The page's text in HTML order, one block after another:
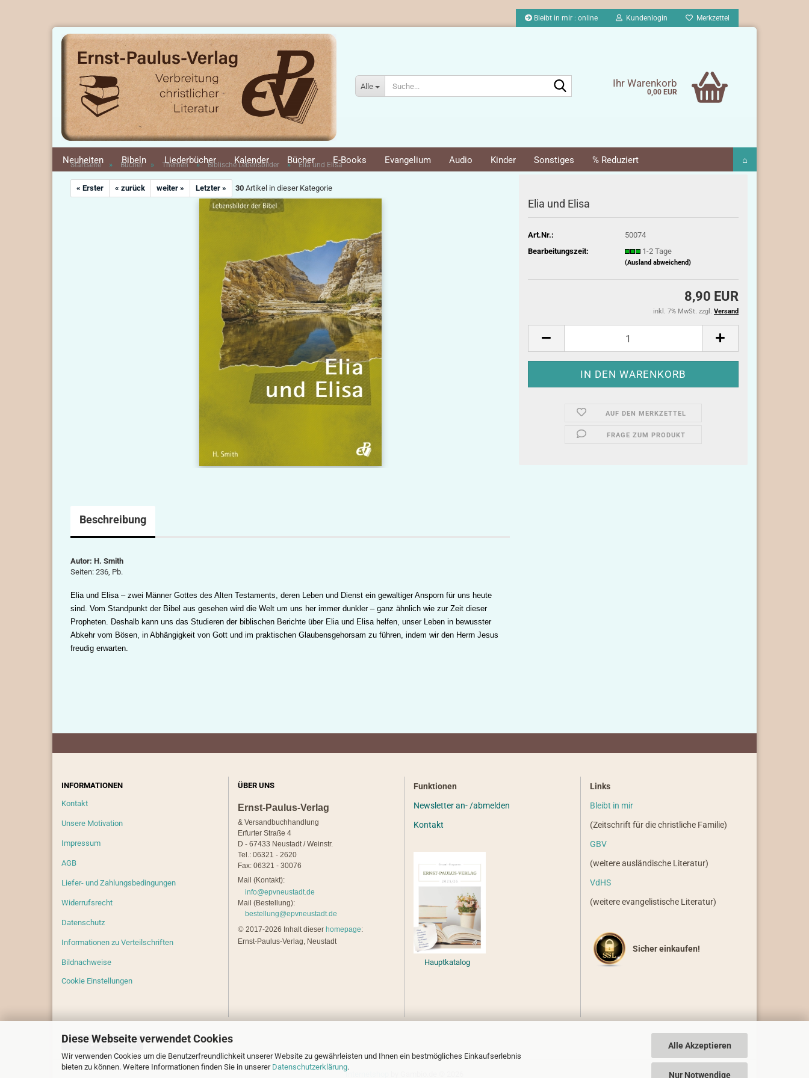
Diese Webseite verwendet Cookies
Wir verwenden Cookies um die Benutzerfreundlichkeit unserer Website zu gewährleisten und Ihnen ein bestmögliches Einkaufserlebnis
bieten zu können. Weitere Informationen finden Sie in unserer Datenschutzerklärung.
Alle Akzeptieren
Nur Notwendige
Bleibt in mir : online Kundenlogin Merkzettel
Alle Ihr Warenkorb
0,00 EUR
Neuheiten Bibeln Liederbücher Kalender Bücher E-Books Evangelium Audio Kinder Sonstiges % Reduziert ⌂
Startseite » Bücher » Themen » Biblische Lebensbilder » Elia und Elisa
« Erster « zurück weiter » Letzter » 30 Artikel in dieser Kategorie
Elia und Elisa
Art.Nr.:
50074
Bearbeitungszeit:
1-2 Tage
(Ausland abweichend)
8,90 EUR
inkl. 7% MwSt. zzgl. Versand
AUF DEN MERKZETTEL
FRAGE ZUM PRODUKT
Beschreibung
Autor: H. Smith
Seiten: 236, Pb.
Elia und Elisa – zwei Männer Gottes des Alten Testaments, deren Leben und Dienst ein gewaltiger Ansporn für uns heute
sind. Vom Standpunkt der Bibel aus gesehen wird die Welt um uns her immer dunkler – ganz ähnlich wie zur Zeit dieser
Propheten. Deshalb kann uns das Studieren der biblischen Berichte über Elia und Elisa helfen, unser Leben in bewusster
Abkehr vom Bösen, in Abhängigkeit von Gott und im praktischen Glaubensgehorsam zu führen, indem wir den Herrn Jesus
freudig erwarten.
INFORMATIONEN
Kontakt
Unsere Motivation
Impressum
AGB
Liefer- und Zahlungsbedingungen
Widerrufsrecht
Datenschutz
Informationen zu Verteilschriften
Bildnachweise
Cookie Einstellungen
ÜBER UNS
Ernst-Paulus-Verlag
& Versandbuchhandlung
Erfurter Straße 4
D - 67433 Neustadt / Weinstr.
Tel.: 06321 - 2620
Fax: 06321 - 30076
Mail (Kontakt):
info@epvneustadt.de
Mail (Bestellung):
bestellung@epvneustadt.de
© 2017-2026 Inhalt dieser homepage:
Ernst-Paulus-Verlag, Neustadt
Funktionen
Newsletter an- /abmelden
Kontakt
Hauptkatalog
Links
Bleibt in mir
(Zeitschrift für die christliche Familie)
GBV
(weitere ausländische Literatur)
VdHS
(weitere evangelistische Literatur)
Sicher einkaufen!
Vertrag widerrufen
Internetshop